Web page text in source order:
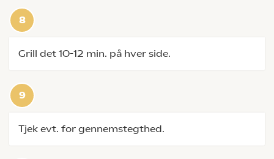
Grill det 10-12 min. på hver side.
Tjek evt. for gennemstegthed.